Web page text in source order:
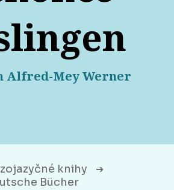
Alfred-Mey Werner
knihy ➔
Bücher